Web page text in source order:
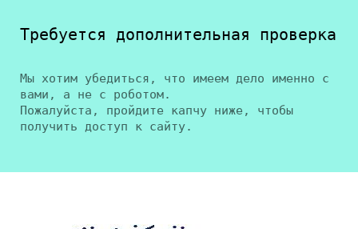
Требуется дополнительная проверка
Мы хотим убедиться, что имеем дело именно с
вами, а не с роботом.
Пожалуйста, пройдите капчу ниже, чтобы
получить доступ к сайту.